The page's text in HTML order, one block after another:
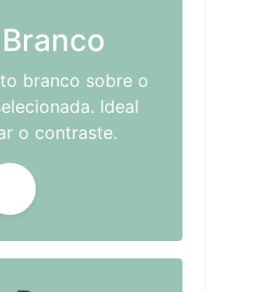
branco sobre o
Ideal
o contraste.